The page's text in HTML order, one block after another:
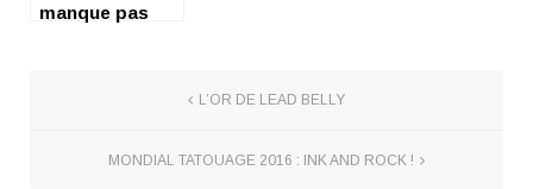
manque pas
L’OR DE LEAD BELLY
MONDIAL TATOUAGE 2016 : INK AND ROCK !